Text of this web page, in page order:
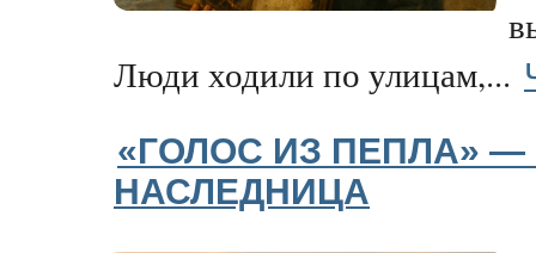
Люди ходили по улицам,...
«ГОЛОС ИЗ ПЕПЛА» —
НАСЛЕДНИЦА